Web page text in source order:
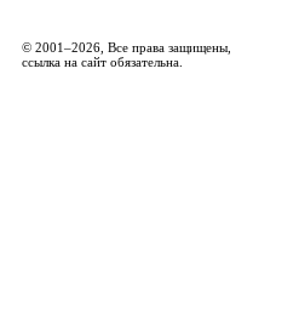
© 2001–2026, Все права защищены,
ссылка на сайт обязательна.